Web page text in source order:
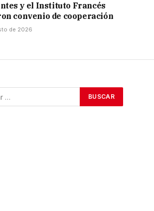
y el Instituto Francés
convenio de cooperación
de 2026